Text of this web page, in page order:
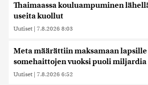
Thaimaassa kouluampuminen
useita kuollut
Uutiset | 7.8.2026 8:03
Meta määrättiin maksamaan
somehaittojen vuoksi puoli
Uutiset | 7.8.2026 6:52